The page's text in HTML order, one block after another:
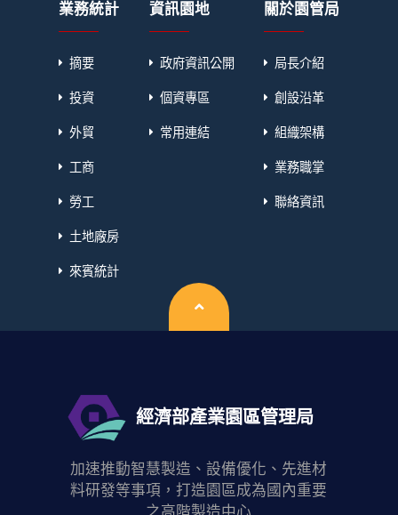
業務統計
摘要
投資
外貿
工商
勞工
土地廠房
來賓統計
資訊園地
政府資訊公開
個資專區
常用連結
關於園管局
局長介紹
創設沿革
組織架構
業務職掌
聯絡資訊
經濟部產業園區管理局
加速推動智慧製造、設備優化、先進材
料研發等事項，打造園區成為國內重要